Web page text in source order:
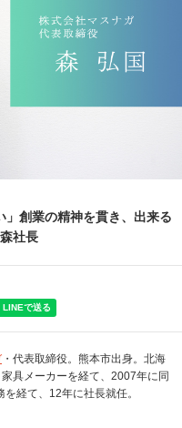
」創業の精神を貫き、出来る
社長
・代表取締役。熊本市出身。北海
具メーカーを経て、2007年に同
経て、12年に社長就任。